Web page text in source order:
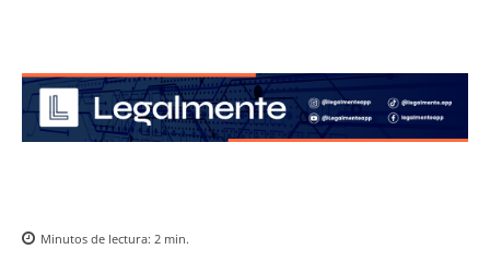
Minutos de lectura: 2 min.